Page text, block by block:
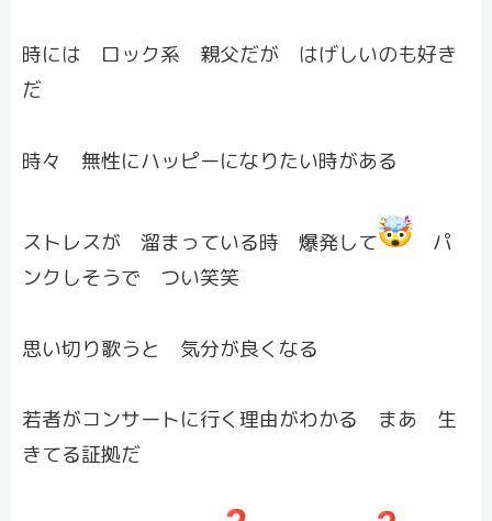
時には ロック系 親父だが はげしいのも好き
だ
時々 無性にハッピーになりたい時がある
ストレスが 溜まっている時 爆発して
パ
ンクしそうで つい笑笑
思い切り歌うと 気分が良くなる
若者がコンサートに行く理由がわかる まあ 生
きてる証拠だ